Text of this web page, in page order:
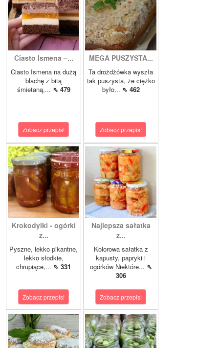
Ciasto Ismena –...
Ciasto Ismena na dużą
blachę z bitą
śmietaną,... ⇖ 479
Zobacz przepis!
MEGA PUSZYSTA...
Ta drożdżówka wyszła
tak puszysta, że ciężko
było... ⇖ 462
Zobacz przepis!
Krokodylki - ogórki
z...
Pyszne, lekko pikantne,
lekko słodkie,
chrupiące,... ⇖ 331
Zobacz przepis!
Najlepsza sałatka
z...
Kolorowa sałatka z
kapusty, papryki i
ogórków Niektóre... ⇖
306
Zobacz przepis!